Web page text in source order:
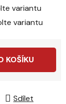
variantu
variantu
KOŠÍKU
Sdílet